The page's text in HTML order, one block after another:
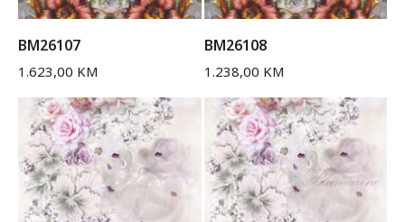
BM26107
1.623,00 KM
BM26108
1.238,00 KM